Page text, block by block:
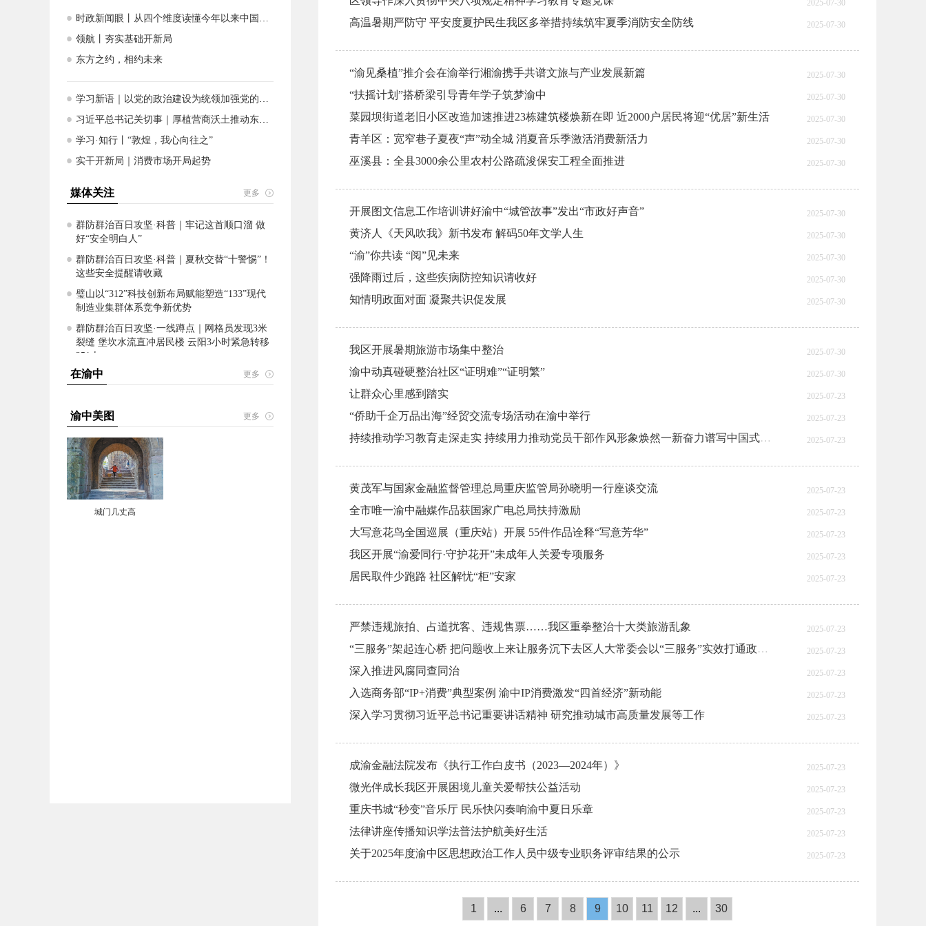
2025-07-30
高温暑期严防守 平安度夏护民生我区多举措持续筑牢夏季消防安全防线 2025-07-30
“渝见桑植”推介会在渝举行湘渝携手共谱文旅与产业发展新篇 2025-07-30
“扶摇计划”搭桥梁引导青年学子筑梦渝中 2025-07-30
菜园坝街道老旧小区改造加速推进23栋建筑楼焕新在即 近2000户居民将迎“优居”新生活 2025-07-30
青羊区：宽窄巷子夏夜“声”动全城 消夏音乐季激活消费新活力 2025-07-30
巫溪县：全县3000余公里农村公路疏浚保安工程全面推进 2025-07-30
开展图文信息工作培训讲好渝中“城管故事”发出“市政好声音” 2025-07-30
黄济人《天风吹我》新书发布 解码50年文学人生 2025-07-30
“渝”你共读 “阅”见未来 2025-07-30
强降雨过后，这些疾病防控知识请收好 2025-07-30
知情明政面对面 凝聚共识促发展 2025-07-30
我区开展暑期旅游市场集中整治 2025-07-30
渝中动真碰硬整治社区“证明难”“证明繁” 2025-07-30
让群众心里感到踏实 2025-07-23
“侨助千企万品出海”经贸交流专场活动在渝中举行 2025-07-23
持续推动学习教育走深走实 持续用力推动党员干部作风形象焕然一新奋力谱写中国式现代化重庆篇章渝中精彩一页 2025-07-23
黄茂军与国家金融监督管理总局重庆监管局孙晓明一行座谈交流 2025-07-23
全市唯一​渝中融媒作品获国家广电总局扶持激励 2025-07-23
大写意花鸟全国巡展（重庆站）开展 55件作品诠释“写意芳华” 2025-07-23
我区开展“渝爱同行·守护花开”未成年人关爱专项服务 2025-07-23
居民取件少跑路 社区解忧“柜”安家 2025-07-23
严禁违规旅拍、占道扰客、违规售票……我区重拳整治十大类旅游乱象 2025-07-23
“三服务”架起连心桥 把问题收上来让服务沉下去区人大常委会以“三服务”实效打通政企民连心通道 2025-07-23
深入推进风腐同查同治 2025-07-23
入选商务部“IP+消费”典型案例 渝中IP消费激发“四首经济”新动能 2025-07-23
深入学习贯彻习近平总书记重要讲话精神 研究推动城市高质量发展等工作 2025-07-23
成渝金融法院发布《执行工作白皮书（2023—2024年）》 2025-07-23
微光伴成长我区开展困境儿童关爱帮扶公益活动 2025-07-23
重庆书城“秒变”音乐厅 民乐快闪奏响渝中夏日乐章 2025-07-23
法律讲座传播知识学法普法护航美好生活 2025-07-23
关于2025年度渝中区思想政治工作人员中级专业职务评审结果的公示 2025-07-23
1 ... 6 7 8 9 10 11 12 ... 30